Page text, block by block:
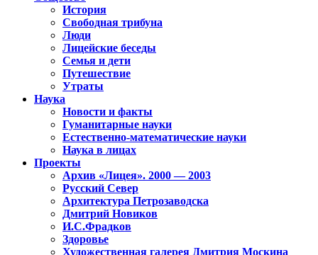
История
Свободная трибуна
Люди
Лицейские беседы
Семья и дети
Путешествие
Утраты
Наука
Новости и факты
Гуманитарные науки
Естественно-математические науки
Наука в лицах
Проекты
Архив «Лицея». 2000 — 2003
Русский Север
Архитектура Петрозаводска
Дмитрий Новиков
И.С.Фрадков
Здоровье
Художественная галерея Дмитрия Москина